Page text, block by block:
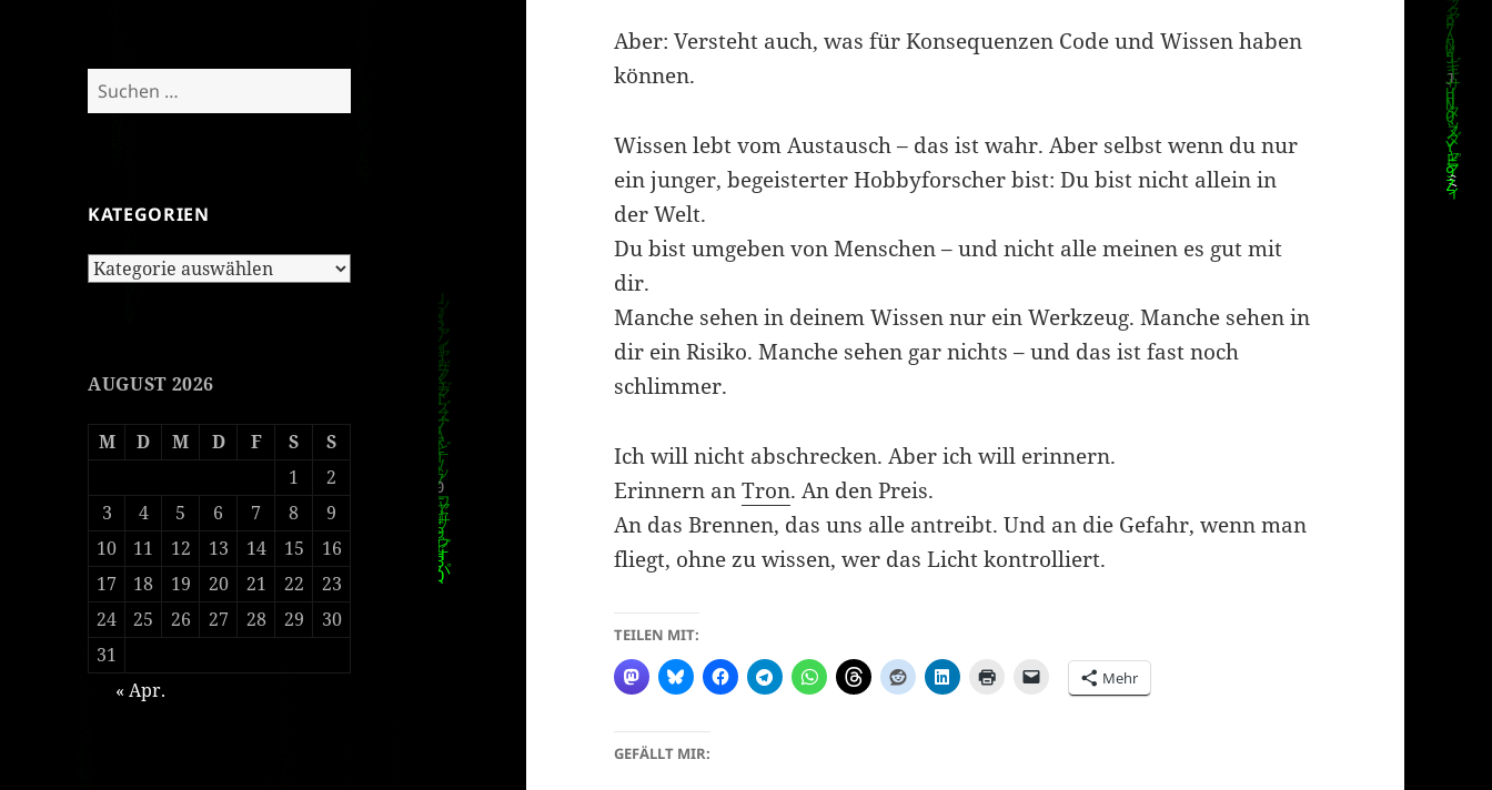
Suchen
nach:
KATEGORIEN
Kategorien
AUGUST 2026
M D M D F S
S
1
2
3
4 5 6 7 8
9
10
11 12 13 14 15
16
17
18 19 20 21 22
23
24
25 26 27 28 29
30
31
« Apr.
Aber: Versteht auch, was für Konsequenzen Code und Wissen haben
können.
Wissen lebt vom Austausch – das ist wahr. Aber selbst wenn du nur
ein junger, begeisterter Hobbyforscher bist: Du bist nicht allein in
der Welt.
Du bist umgeben von Menschen – und nicht alle meinen es gut mit
dir.
Manche sehen in deinem Wissen nur ein Werkzeug. Manche sehen in
dir ein Risiko. Manche sehen gar nichts – und das ist fast noch
schlimmer.
Ich will nicht abschrecken. Aber ich will erinnern.
Erinnern anTron. An den Preis.
An das Brennen, das uns alle antreibt. Und an die Gefahr, wenn man
fliegt, ohne zu wissen, wer das Licht kontrolliert.
TEILEN MIT:
Mehr
GEFÄLLT MIR: